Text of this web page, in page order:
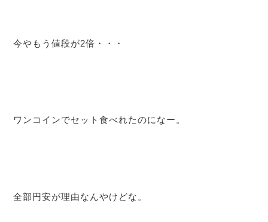
今やもう値段が2倍・・・
ワンコインでセット食べれたのになー。
全部円安が理由なんやけどな。